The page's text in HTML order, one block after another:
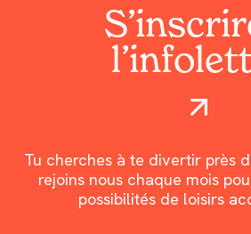
Tu cherches à te divertir près
rejoins nous chaque mois
possibilités de loisirs